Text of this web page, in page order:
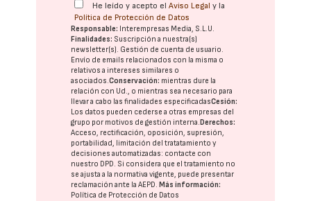
He leído y acepto elAviso Legal y la
Política de Protección de Datos
Responsable: Interempresas Media, S.L.U.
Finalidades: Suscripción a nuestra(s)
newsletter(s). Gestión de cuenta de usuario.
Envío de emails relacionados con la misma o
relativos a intereses similares o
asociados.Conservación: mientras dure la
relación con Ud., o mientras sea necesario para
llevar a cabo las finalidades especificadasCesión:
Los datos pueden cederse a otras empresas del
grupo por motivos de gestión interna. Derechos:
Acceso, rectificación, oposición, supresión,
portabilidad, limitación del tratatamiento y
decisiones automatizadas: contacte con
nuestro DPD. Si considera que el tratamiento no
se ajusta a la normativa vigente, puede presentar
reclamación ante laAEPD. Más información:
Política de Protección de Datos